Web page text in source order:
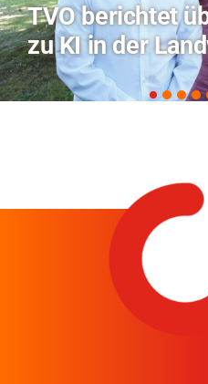
Hitze-
Coburg im